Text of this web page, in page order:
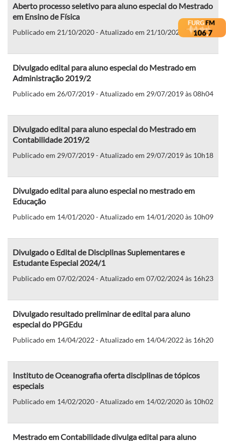
Aberto processo seletivo para aluno especial do Mestrado
em Ensino de Física
Publicado em 21/10/2020 - Atualizado em 21/10/2020 às 10h28
Divulgado edital para aluno especial do Mestrado em
Administração 2019/2
Publicado em 26/07/2019 - Atualizado em 29/07/2019 às 08h04
Divulgado edital para aluno especial do Mestrado em
Contabilidade 2019/2
Publicado em 29/07/2019 - Atualizado em 29/07/2019 às 10h18
Divulgado edital para aluno especial no mestrado em
Educação
Publicado em 14/01/2020 - Atualizado em 14/01/2020 às 10h09
Divulgado o Edital de Disciplinas Suplementares e
Estudante Especial 2024/1
Publicado em 07/02/2024 - Atualizado em 07/02/2024 às 16h23
Divulgado resultado preliminar de edital para aluno
especial do PPGEdu
Publicado em 14/04/2022 - Atualizado em 14/04/2022 às 16h20
Instituto de Oceanografia oferta disciplinas de tópicos
especiais
Publicado em 14/02/2020 - Atualizado em 14/02/2020 às 10h02
Mestrado em Contabilidade divulga edital para aluno